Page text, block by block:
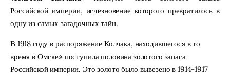
Российской империи, исчезновение которого превратилось в
одну из самых загадочных тайн.
В 1918 году в распоряжение Колчака, находившегося в то
время в Омске» поступила половина золотого запаса
Российской империи. Это золото было вывезено в 1914-1917